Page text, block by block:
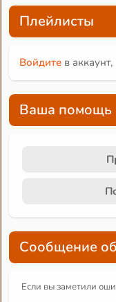
Плейлисты
Войдите в
Ваша помощь
Сообщение
Если вы заметили